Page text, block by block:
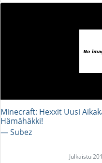
Minecraft: Hexxit Uusi
Hämähäkki!
― Subez
Julkaistu